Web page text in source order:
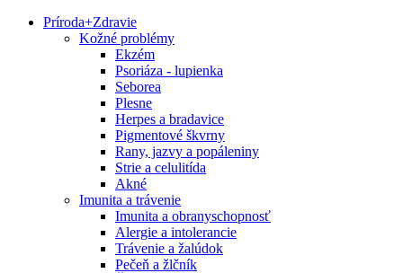
Príroda+Zdravie
Kožné problémy
Ekzém
Psoriáza - lupienka
Seborea
Plesne
Herpes a bradavice
Pigmentové škvrny
Rany, jazvy a popáleniny
Strie a celulitída
Akné
Imunita a trávenie
Imunita a obranyschopnosť
Alergie a intolerancie
Trávenie a žalúdok
Pečeň a žlčník